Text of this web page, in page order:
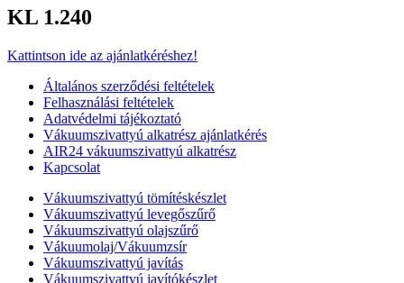
KL 1.240
Kattintson ide az ajánlatkéréshez!
Általános szerződési feltételek
Felhasználási feltételek
Adatvédelmi tájékoztató
Vákuumszivattyú alkatrész ajánlatkérés
AIR24 vákuumszivattyú alkatrész
Kapcsolat
Vákuumszivattyú tömítéskészlet
Vákuumszivattyú levegőszűrő
Vákuumszivattyú olajszűrő
Vákuumolaj/Vákuumzsír
Vákuumszivattyú javítás
Vákuumszivattyú javítókészlet